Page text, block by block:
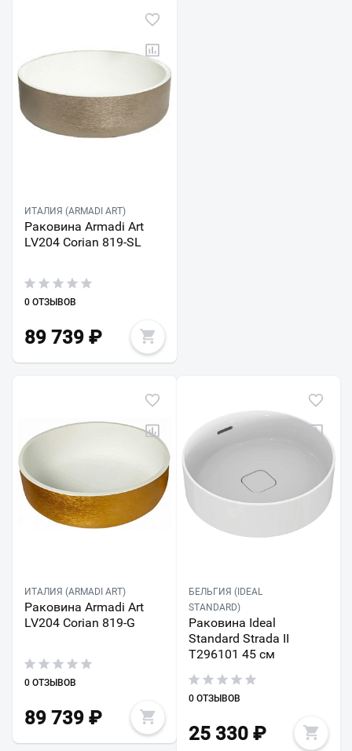
ИТАЛИЯ (ARMADI ART)
Раковина Armadi Art
LV204 Corian 819-SL
0 ОТЗЫВОВ
89 739 ₽
ИТАЛИЯ (ARMADI ART)
Раковина Armadi Art
LV204 Corian 819-G
0 ОТЗЫВОВ
89 739 ₽
БЕЛЬГИЯ (IDEAL
STANDARD)
Раковина Ideal
Standard Strada II
T296101 45 см
0 ОТЗЫВОВ
25 330₽